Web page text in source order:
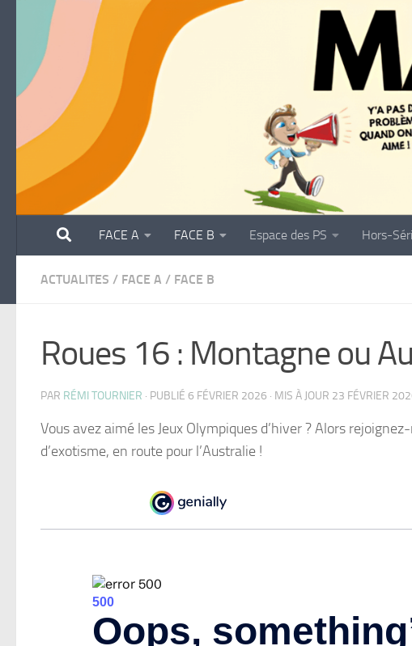
Skip to content
FACE A FACE B Espace des PS Hors-
ACTUALITES / FACE A / FACE B
Roues 16 : Montagne ou
PAR RÉMI TOURNIER · PUBLIÉ 6 FÉVRIER 2026 · MIS À JOUR 23 FÉVRIER
Vous avez aimé les Jeux Olympiques d’hiver ? Alors
d’exotisme, en route pour l’Australie !